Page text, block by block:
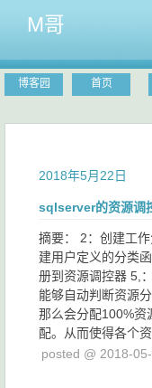
M哥
博客园 首页
2018年5月22日
sqlserver的资源调
摘要： 2：创建工
建用户定义的分类
册到资源调控器 5,
能够自动判断资源
那么会分配100%资
配。从而使得各个
posted @ 2018-